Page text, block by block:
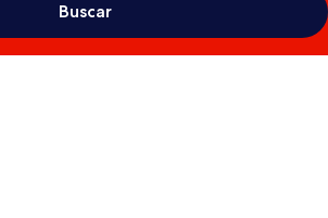
Buscar